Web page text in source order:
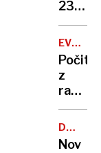
zapor
bo
treba
236
v
štirih
EVROPA
GORI
z
na
požar:
Nov